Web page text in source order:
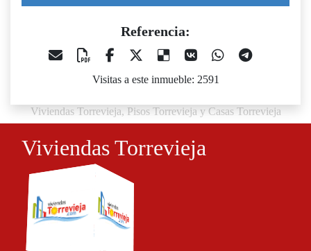
Referencia:
Visitas a este inmueble: 2591
Viviendas Torrevieja, Pisos Torrevieja y Casas Torrevieja
Viviendas Torrevieja